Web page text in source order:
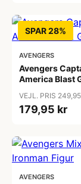
SPAR 28%
AVENGERS
Avengers
America Blast
VEJL. PRIS
179,95 kr
AVENGERS